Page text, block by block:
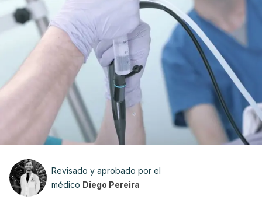
Revisado y aprobado por el
médico Diego Pereira